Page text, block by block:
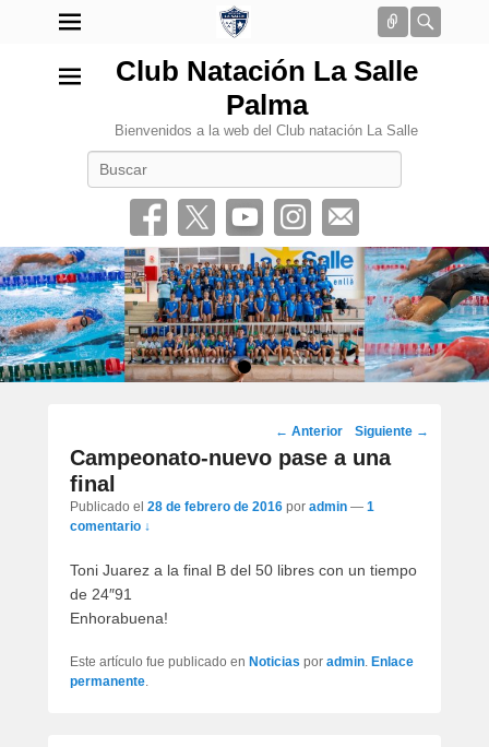
Conectar
Club Natación La Salle
Palma
Bienvenidos a la web del Club natación La Salle
•
Navegación
por
artículos
← Anterior Siguiente →
Campeonato-nuevo pase a una
final
Publicado el 28 de febrero de 2016 por admin — 1
comentario ↓
Toni Juarez a la final B del 50 libres con un tiempo
de 24″91
Enhorabuena!
Este artículo fue publicado en Noticias por admin. Enlace
permanente.